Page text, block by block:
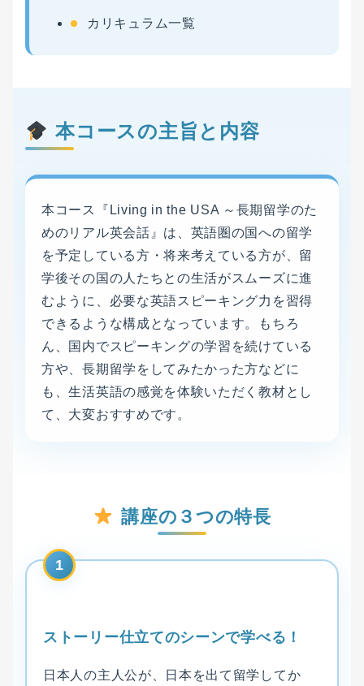
カリキュラム一覧
本コースの主旨と内容
本コース『Living in the USA ～長期留学のた
めのリアル英会話』は、英語圏の国への留学
を予定している方・将来考えている方が、留
学後その国の人たちとの生活がスムーズに進
むように、必要な英語スピーキング力を習得
できるような構成となっています。もちろ
ん、国内でスピーキングの学習を続けている
方や、長期留学をしてみたかった方などに
も、生活英語の感覚を体験いただく教材とし
て、大変おすすめです。
講座の３つの特長
1
ストーリー仕立てのシーンで学べる！
日本人の主人公が、日本を出て留学してか